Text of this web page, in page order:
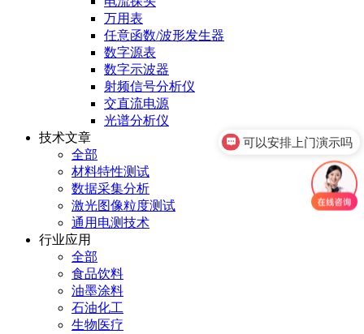
万用表
任意函数/波形发生器
数字源表
数字示波器
射频信号分析仪
交直流电源
光谱分析仪
技术文章
全部
材料特性测试
数据采集分析
激光图像粒度测试
通用电测技术
行业应用
全部
食品饮料
油墨涂料
石油化工
生物医疗
可以安排上门演示吗